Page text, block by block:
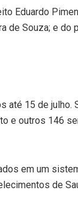
Eduardo
de Souza; e
até 15 de
e outros 146
em um
de